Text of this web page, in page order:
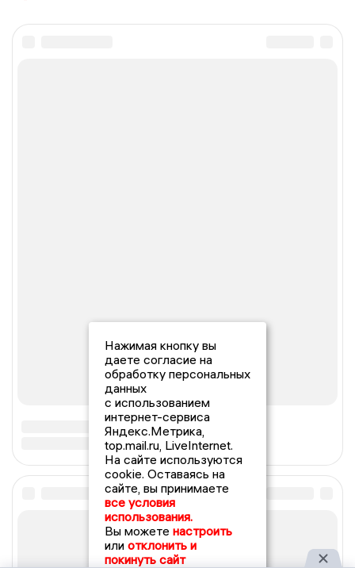
Нажимая кнопку вы
даете согласие на
обработку персональных
данных
с использованием
интернет-сервиса
Яндекс.Метрика,
top.mail.ru, LiveInternet.
На сайте используются
cookie. Оставаясь на
сайте, вы принимаете
все условия
использования.
Вы можете настроить
или отклонить и
покинуть сайт